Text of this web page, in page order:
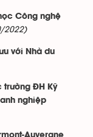
Công nghệ
2022)
với Nhà du
ĐH Kỹ
nghiệp